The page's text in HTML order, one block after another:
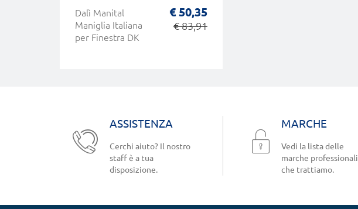
Dalì Manital
Maniglia Italiana
per Finestra DK
€ 50,35
€ 83,91
ASSISTENZA
Cerchi aiuto? Il nostro
staff è a tua
disposizione.
MARCHE
Vedi la lista delle
marche professionali
che trattiamo.